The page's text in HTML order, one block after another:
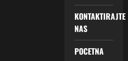
KONTAKTIRAJTE
NAS
POCETNA